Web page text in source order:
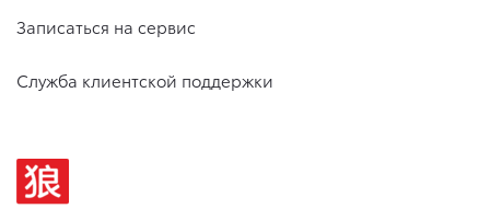
Записаться на сервис
Служба клиентской поддержки